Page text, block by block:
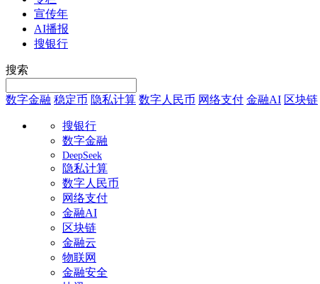
宣传年
AI播报
搜银行
搜索
数字金融 稳定币 隐私计算 数字人民币 网络支付 金融AI 区块链
搜银行
数字金融
DeepSeek
隐私计算
数字人民币
网络支付
金融AI
区块链
金融云
物联网
金融安全